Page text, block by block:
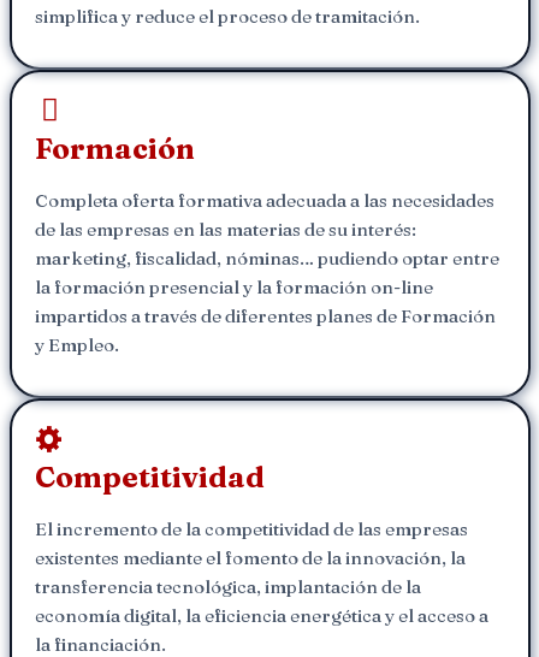
simplifica y reduce el proceso de tramitación.
Formación
Completa oferta formativa adecuada a las necesidades
de las empresas en las materias de su interés:
marketing, fiscalidad, nóminas… pudiendo optar entre
la formación presencial y la formación on-line
impartidos a través de diferentes planes de Formación
y Empleo.
Competitividad
El incremento de la competitividad de las empresas
existentes mediante el fomento de la innovación, la
transferencia tecnológica, implantación de la
economía digital, la eficiencia energética y el acceso a
la financiación.